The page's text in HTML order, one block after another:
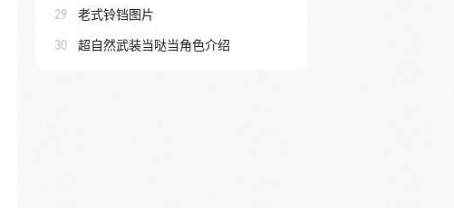
29 老式铃铛图片
30 超自然武装当哒当角色介绍